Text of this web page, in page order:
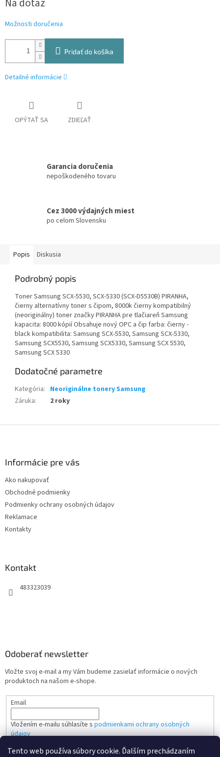
Tento web používa súbory cookie. Ďalším prechádzaním
cena:
Možnosti doručenia
Pridať do košíka
Detailné informácie
OPÝTAŤ SA ZDIEĽAŤ
Garancia doručenia
nepoškodeného tovaru
Cez 3000 výdajných miest
po celom Slovensku
Popis Diskusia
Podrobný popis
Toner Samsung SCX-5530, SCX-5330 (SCX-D5530B) PIRANHA,
čierny alternatívny toner s čipom, 8000k čierny kompatibilný
(neoriginálny) toner značky PIRANHA pre tlačiareň Samsung
kapacita: 8000 kópií Obsahuje nový OPC a čip farba: čierny -
black kompatibilita: Samsung SCX-5530, Samsung SCX-5330,
Samsung SCX5530, Samsung SCX5330, Samsung SCX 5530,
Samsung SCX 5330
Dodatočné parametre
Kategória: Neoriginálne tonery Samsung
Záruka: 2 roky
Informácie pre vás
Ako nakupovať
Obchodné podmienky
Podmienky ochrany osobných údajov
Reklamace
Kontakty
Kontakt
483323039
Odoberať newsletter
Vložte svoj e-mail a my Vám budeme zasielať informácie o nových
produktoch na našom e-shope.
Email
Vložením e-mailu súhlasíte s podmienkami ochrany osobných
údajov